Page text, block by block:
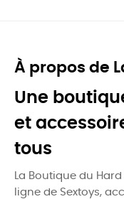
À propos de
Une
et
tous
La Boutique du
ligne de Sextoys,